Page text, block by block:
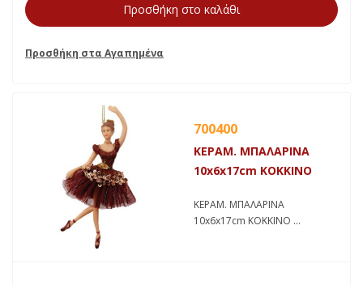
Προσθήκη στο καλάθι
700400
ΚΕΡΑΜ. ΜΠΑΛΑΡΙΝΑ
10x6x17cm ΚΟΚΚΙΝO
ΚΕΡΑΜ. ΜΠΑΛΑΡΙΝΑ
10x6x17cm ΚΟΚΚΙΝO